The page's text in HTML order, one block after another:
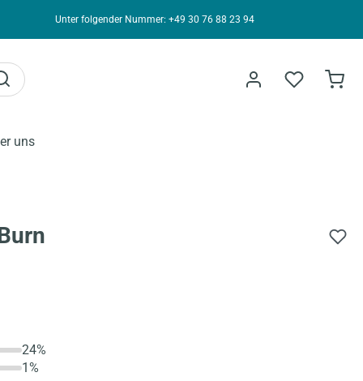
Unter folgender Nummer: +49 30 76 88 23 94
uns
24%
1%